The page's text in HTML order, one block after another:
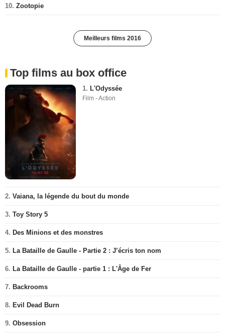
10. Zootopie
Meilleurs films 2016
Top films au box office
1. L'Odyssée
Film - Action
2. Vaiana, la légende du bout du monde
3. Toy Story 5
4. Des Minions et des monstres
5. La Bataille de Gaulle - Partie 2 : J’écris ton nom
6. La Bataille de Gaulle - partie 1 : L'Âge de Fer
7. Backrooms
8. Evil Dead Burn
9. Obsession